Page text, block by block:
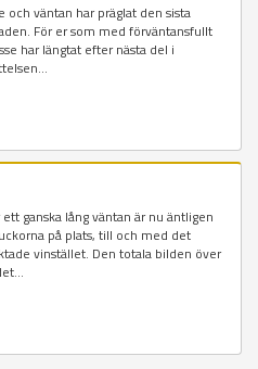
och väntan har präglat den sista
För er som med förväntansfullt
har längtat efter nästa del i
ganska lång väntan är nu äntligen
på plats, till och med det
vinstället. Den totala bilden över